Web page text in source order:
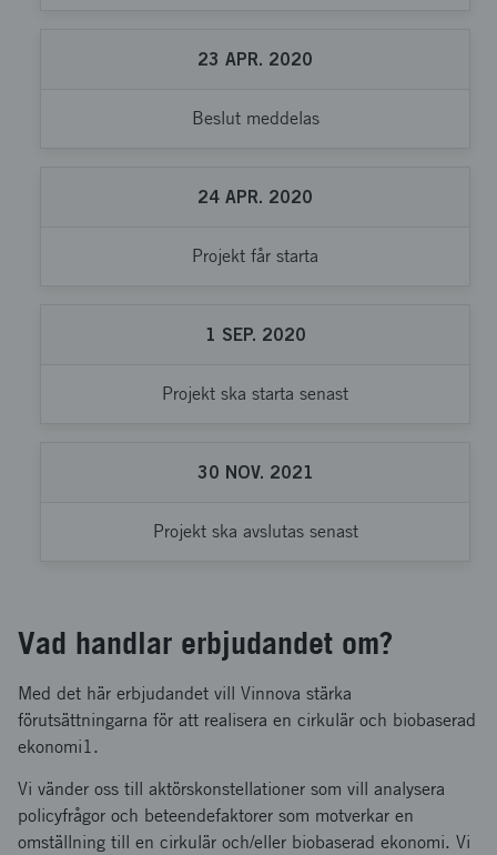
23 APR. 2020
Beslut meddelas
24 APR. 2020
Projekt får starta
1 SEP. 2020
Projekt ska starta senast
30 NOV. 2021
Projekt ska avslutas senast
Vad handlar erbjudandet om?
Med det här erbjudandet vill Vinnova stärka
förutsättningarna för att realisera en cirkulär och biobaserad
ekonomi1.
Vi vänder oss till aktörskonstellationer som vill analysera
policyfrågor och beteendefaktorer som motverkar en
omställning till en cirkulär och/eller biobaserad ekonomi. Vi